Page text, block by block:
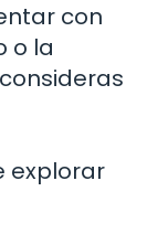
con
o la
explorar